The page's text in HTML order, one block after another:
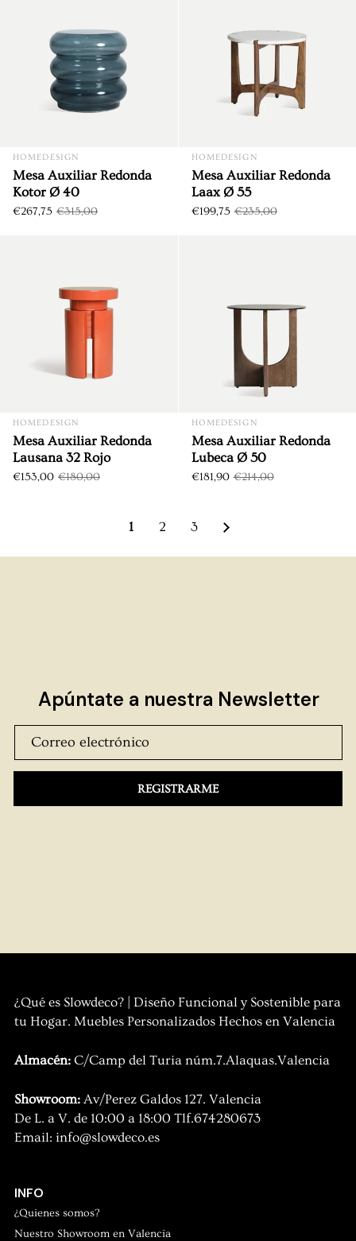
HOMEDESIGN
Mesa Auxiliar Redonda
Kotor Ø 40
€267,75 €315,00
HOMEDESIGN
Mesa Auxiliar Redonda
Laax Ø 55
€199,75 €235,00
HOMEDESIGN
Mesa Auxiliar Redonda
Lausana 32 Rojo
€153,00 €180,00
HOMEDESIGN
Mesa Auxiliar Redonda
Lubeca Ø 50
€181,90 €214,00
1 2 3
Apúntate a nuestra Newsletter
REGISTRARME
¿Qué es Slowdeco? | Diseño Funcional y Sostenible para
tu Hogar. Muebles Personalizados Hechos en Valencia
Almacén: C/Camp del Turia núm.7.Alaquas.Valencia
Showroom: Av/Perez Galdos 127. Valencia
De L. a V. de 10:00 a 18:00 Tlf.674280673
Email: info@slowdeco.es
INFO
¿Quienes somos?
Nuestro Showroom en Valencia